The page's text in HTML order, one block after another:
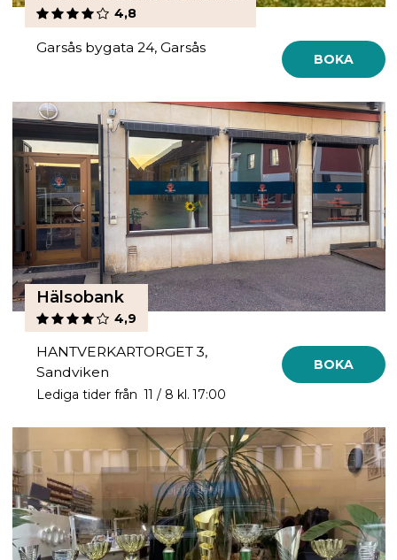
4,8
Garsås bygata 24, Garsås
BOKA
Hälsobank
4,9
HANTVERKARTORGET 3,
Sandviken
Lediga tider från 11 / 8 kl. 17:00
BOKA